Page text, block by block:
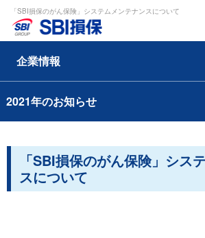
「SBI損保のがん保険」システムメンテナンスについて
企業情報
2021年のお知らせ
「SBI損保のがん保険」シス
スについて